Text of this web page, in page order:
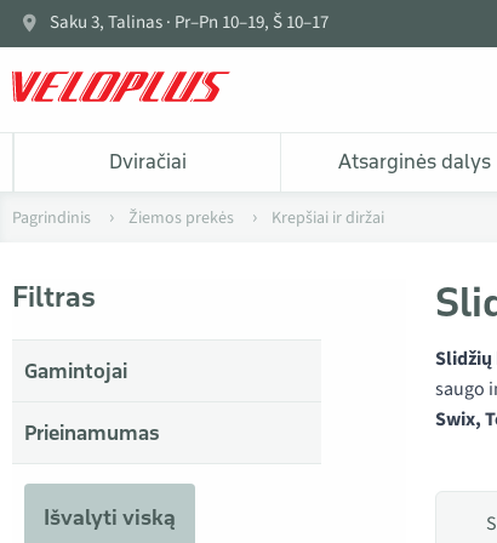
Saku 3, Talinas · Pr–Pn 10–19, Š 10–17
Dviračiai Atsarginės dalys
Pagrindinis Žiemos prekės Krepšiai ir diržai
saugo
Swix,
Filtras
Gamintojai
Prieinamumas
Išvalyti viską